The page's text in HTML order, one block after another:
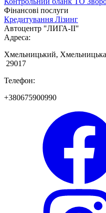
Фінансові послуги
Кредитування Лізинг
Автоцентр "ЛИГА-ІІ"
Адреса:
Хмельницький,
29017
Телефон:
+380675900990